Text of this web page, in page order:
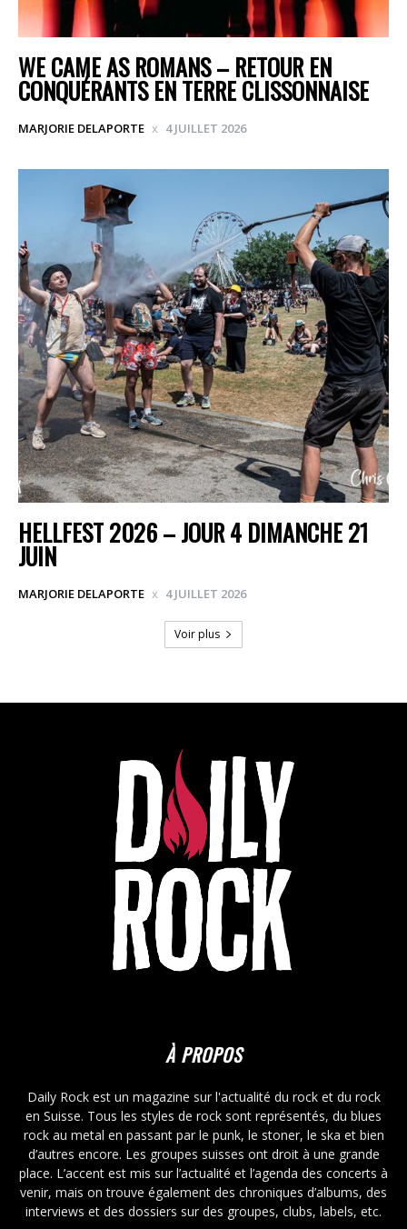
WE CAME AS ROMANS – RETOUR EN
CONQUÉRANTS EN TERRE CLISSONNAISE
MARJORIE DELAPORTE 4 JUILLET 2026
HELLFEST 2026 – JOUR 4 DIMANCHE 21
JUIN
MARJORIE DELAPORTE 4 JUILLET 2026
Voir plus
À PROPOS
Daily Rock est un magazine sur l'actualité du rock et du rock
en Suisse. Tous les styles de rock sont représentés, du blues
rock au metal en passant par le punk, le stoner, le ska et bien
d’autres encore. Les groupes suisses ont droit à une grande
place. L’accent est mis sur l’actualité et l’agenda des concerts à
venir, mais on trouve également des chroniques d’albums, des
interviews et des dossiers sur des groupes, clubs, labels, etc.